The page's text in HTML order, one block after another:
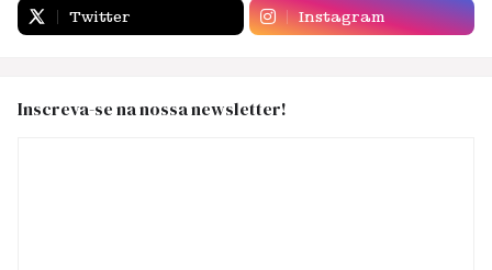
Twitter Instagram
Inscreva-se na nossa newsletter!